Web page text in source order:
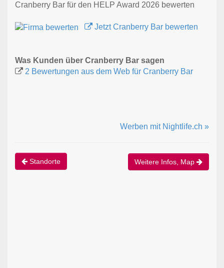
Cranberry Bar für den HELP Award 2026 bewerten
Jetzt Cranberry Bar bewerten
Was Kunden über Cranberry Bar sagen
2 Bewertungen aus dem Web für Cranberry Bar
Werben mit Nightlife.ch »
Standorte Weitere Infos, Map